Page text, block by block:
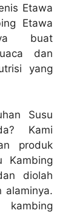
Etawa
Etawa
buat
dan
yang
Susu
Kami
produk
Kambing
diolah
alaminya.
kambing